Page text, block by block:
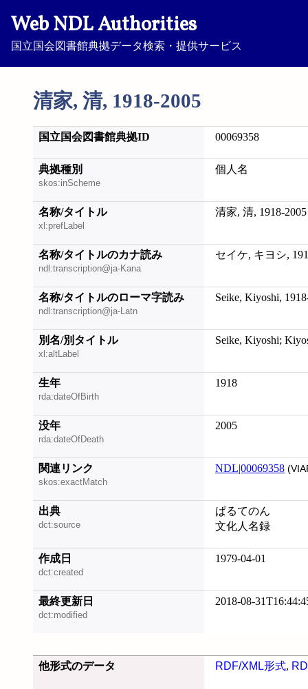
Web NDL Authorities
国立国会図書館典拠データ検索・提供サービス
清家, 清, 1918-2005
国立国会図書館典拠ID 00069358
典拠種別
skos:inScheme
個人名
名称/タイトル
xl:prefLabel
清家, 清, 1918-2005
名称/タイトルのカナ読み
ndl:transcription@ja-Kana
セイケ, キヨシ,
名称/タイトルのローマ字読み
ndl:transcription@ja-Latn
Seike, Kiyoshi,
別名/別タイトル
xl:altLabel
Seike, Kiyoshi;
生年
rda:dateOfBirth
1918
没年
rda:dateOfDeath
2005
関連リンク
skos:exactMatch
NDL|00069358
出典
dct:source
ぱるてのん
文化人名録
作成日
dct:created
1979-04-01
最終更新日
dct:modified
2018-08-
他形式のデータ RDF/XML形式,